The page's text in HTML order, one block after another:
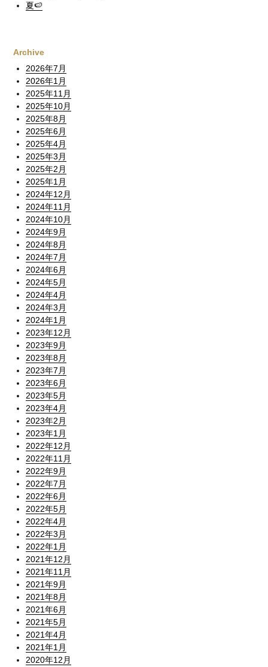
夏🍉
Archive
2026年7月
2026年1月
2025年11月
2025年10月
2025年8月
2025年6月
2025年4月
2025年3月
2025年2月
2025年1月
2024年12月
2024年11月
2024年10月
2024年9月
2024年8月
2024年7月
2024年6月
2024年5月
2024年4月
2024年3月
2024年1月
2023年12月
2023年9月
2023年8月
2023年7月
2023年6月
2023年5月
2023年4月
2023年2月
2023年1月
2022年12月
2022年11月
2022年9月
2022年7月
2022年6月
2022年5月
2022年4月
2022年3月
2022年1月
2021年12月
2021年11月
2021年9月
2021年8月
2021年6月
2021年5月
2021年4月
2021年1月
2020年12月